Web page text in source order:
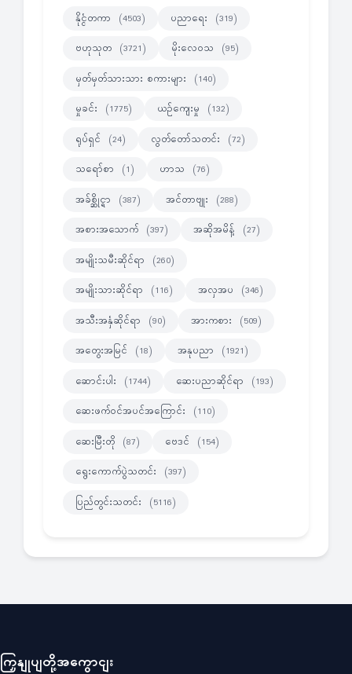
နိုင္ငံတကာ (4503) ပညာရေး (319)
ဗဟုသုတ (3721) မိုးလေဝသ (95)
မှတ်မှတ်သားသား စကားများ (140)
မှုခင်း (1775) ယဉ်ကျေးမှု (132)
ရုပ်ရှင် (24) လွတ်တော်သတင်း (72)
သရော်စာ (1) ဟာသ (76)
အခ်စ္ဆိုင္ရာ (387) အင်တာဗျုး (288)
အစားအသောက် (397) အဆိုအမိန့် (27)
အမျိုးသမီးဆိုင်ရာ (260)
အမျိုးသားဆိုင်ရာ (116) အလှအပ (346)
အသီးအနှံဆိုင်ရာ (90) အားကစား (509)
အတွေးအမြင် (18) အနုပညာ (1921)
ဆောင်းပါး (1744) ဆေးပညာဆိုင်ရာ (193)
ဆေးဖက်ဝင်အပင်အကြောင်း (110)
ဆေးမြီးတို (87) ဗေဒင် (154)
ရွေးကောက်ပွဲသတင်း (397)
ပြည်တွင်းသတင်း (5116)
ကြှနျုပျတို့အကွောငျး